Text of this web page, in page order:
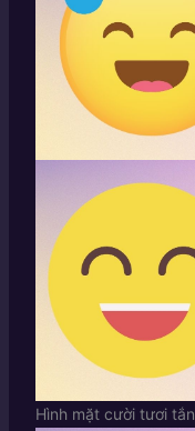
Hình mặt cười tươi tắn